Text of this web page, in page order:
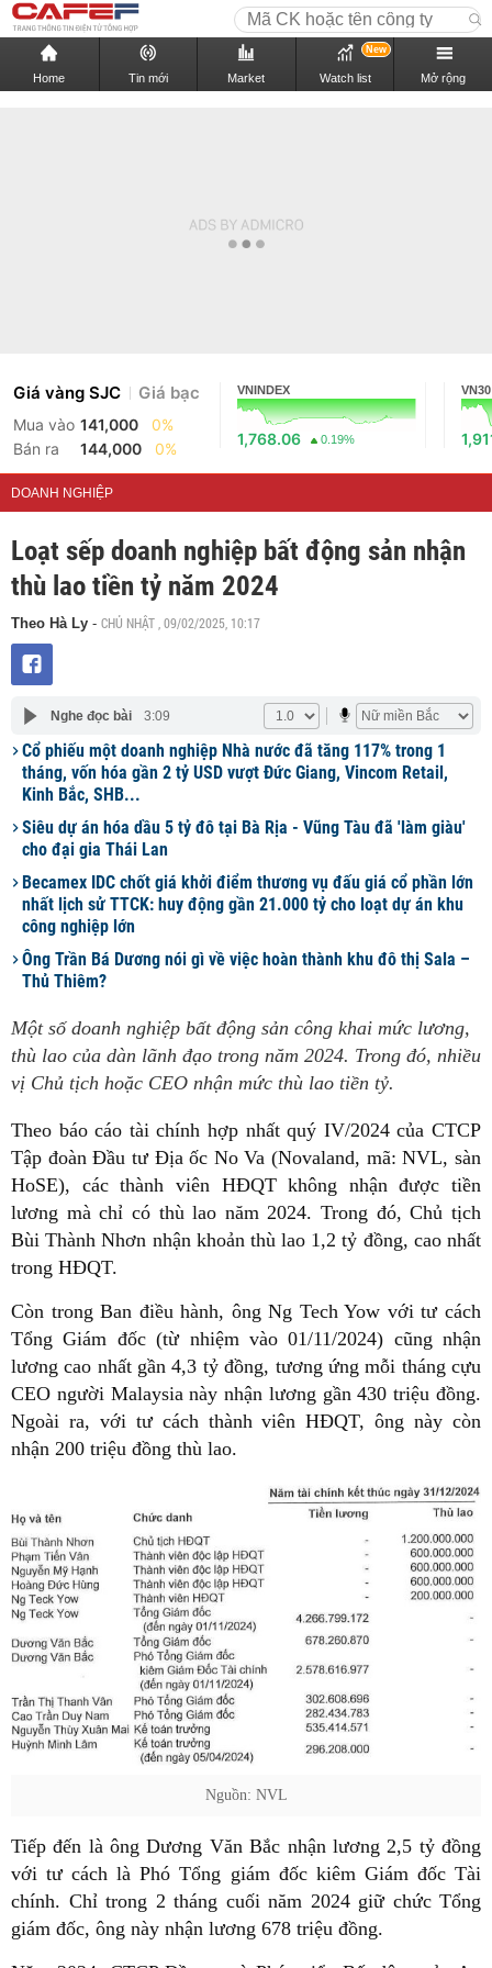
Home Tin mới Market Watch list
New
Mở rộng
Giá vàng SJC Giá bạc
Mua vào 141,000
0%
Bán ra
144,000 0%
VNINDEX
1,768.06 0.19%
VN30
DOANH NGHIỆP
Loạt sếp doanh nghiệp bất động sản nhận
thù lao tiền tỷ năm 2024
Theo Hà Ly - CHỦ NHẬT , 09/02/2025, 10:17
Nghe đọc bài 3:09
Cổ phiếu một doanh nghiệp Nhà nước đã tăng 117% trong 1
tháng, vốn hóa gần 2 tỷ USD vượt Đức Giang, Vincom Retail,
Kinh Bắc, SHB...
Siêu dự án hóa dầu 5 tỷ đô tại Bà Rịa - Vũng Tàu đã 'làm giàu'
cho đại gia Thái Lan
Becamex IDC chốt giá khởi điểm thương vụ đấu giá cổ phần lớn
nhất lịch sử TTCK: huy động gần 21.000 tỷ cho loạt dự án khu
công nghiệp lớn
Ông Trần Bá Dương nói gì về việc hoàn thành khu đô thị Sala –
Thủ Thiêm?
Một số doanh nghiệp bất động sản công khai mức lương,
thù lao của dàn lãnh đạo trong năm 2024. Trong đó, nhiều
vị Chủ tịch hoặc CEO nhận mức thù lao tiền tỷ.
Theo báo cáo tài chính hợp nhất quý IV/2024 của CTCP
Tập đoàn Đầu tư Địa ốc No Va (Novaland, mã: NVL, sàn
HoSE), các thành viên HĐQT không nhận được tiền
lương mà chỉ có thù lao năm 2024. Trong đó, Chủ tịch
Bùi Thành Nhơn nhận khoản thù lao 1,2 tỷ đồng, cao nhất
trong HĐQT.
Còn trong Ban điều hành, ông Ng Tech Yow với tư cách
Tổng Giám đốc (từ nhiệm vào 01/11/2024) cũng nhận
lương cao nhất gần 4,3 tỷ đồng, tương ứng mỗi tháng cựu
CEO người Malaysia này nhận lương gần 430 triệu đồng.
Ngoài ra, với tư cách thành viên HĐQT, ông này còn
nhận 200 triệu đồng thù lao.
Nguồn: NVL
Tiếp đến là ông Dương Văn Bắc nhận lương 2,5 tỷ đồng
với tư cách là Phó Tổng giám đốc kiêm Giám đốc Tài
chính. Chỉ trong 2 tháng cuối năm 2024 giữ chức Tổng
giám đốc, ông này nhận lương 678 triệu đồng.